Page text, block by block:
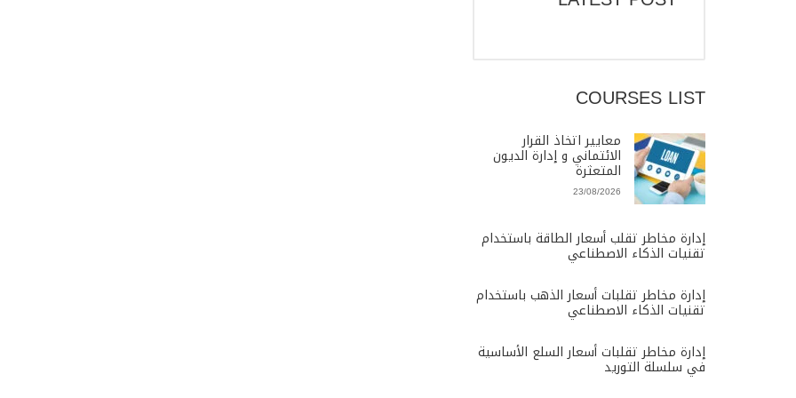
COURSES LIST
معايير اتخاذ القرار
الائتماني و إدارة الديون
المتعثرة
23/08/2026
إدارة مخاطر تقلب أسعار الطاقة باستخدام
تقنيات الذكاء الاصطناعي
إدارة مخاطر تقلبات أسعار الذهب باستخدام
تقنيات الذكاء الاصطناعي
إدارة مخاطر تقلبات أسعار السلع الأساسية
في سلسلة التوريد